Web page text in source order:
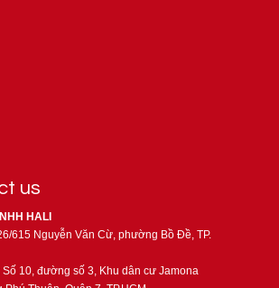
us
HALI
615 Nguyễn Văn Cừ, phường Bồ Đề, TP.
Số 10, đường số 3, Khu dân cư Jamona